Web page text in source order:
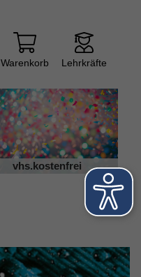
Warenkorb Lehrkräfte
vhs.kostenfrei